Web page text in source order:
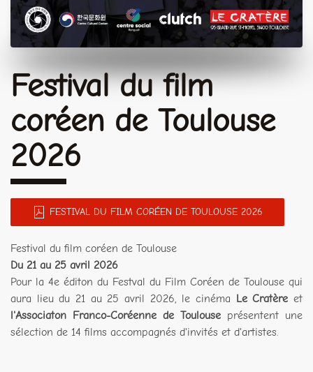
Festival du film
coréen de Toulouse
2026
FESTIVAL DU FILM CORÉEN DE TOULOUSE 2026
Festival du film coréen de Toulouse
Du 21 au 25 avril 2026
Pour la 4e éditon du Festval du Film Coréen de Toulouse qui
aura lieu du 21 au 25 avril 2026, le cinéma Le Cratère et
l'Associaton Franco-Coréenne de Toulouse présentent une
sélection de 14 films accompagnés d'invités et d'artistes.